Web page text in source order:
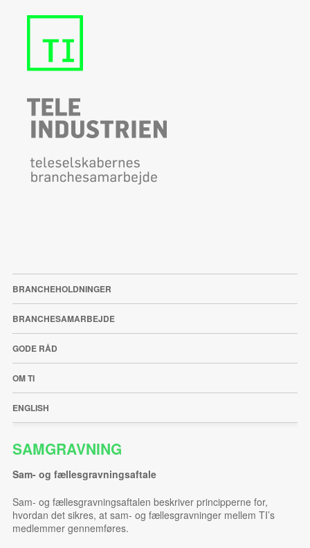
BRANCHEHOLDNINGER
BRANCHESAMARBEJDE
GODE RÅD
OM TI
ENGLISH
SAMGRAVNING
Sam- og fællesgravningsaftale
Sam- og fællesgravningsaftalen beskriver principperne for,
hvordan det sikres, at sam- og fællesgravninger mellem TI’s
medlemmer gennemføres.